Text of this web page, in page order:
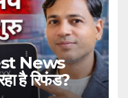
News
है रिफंड?